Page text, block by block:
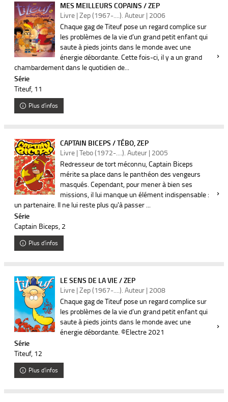
MES MEILLEURS COPAINS / ZEP
Livre | Zep (1967-....). Auteur | 2006
Chaque gag de Titeuf pose un regard complice sur
les problèmes de la vie d'un grand petit enfant qui
saute à pieds joints dans le monde avec une
énergie débordante. Cette fois-ci, il y a un grand
chambardement dans le quotidien de...
Série
Titeuf, 11
Plus d'infos
CAPTAIN BICEPS / TÉBO, ZEP
Livre | Tebo (1972-....). Auteur | 2005
Redresseur de tort méconnu, Captain Biceps
mérite sa place dans le panthéon des vengeurs
masqués. Cependant, pour mener à bien ses
missions, il lui manque un élément indispensable :
un partenaire. Il ne lui reste plus qu'à passer ...
Série
Captain Biceps, 2
Plus d'infos
LE SENS DE LA VIE / ZEP
Livre | Zep (1967-....). Auteur | 2008
Chaque gag de Titeuf pose un regard complice sur
les problèmes de la vie d'un grand petit enfant qui
saute à pieds joints dans le monde avec une
énergie débordante. ©Electre 2021
Série
Titeuf, 12
Plus d'infos